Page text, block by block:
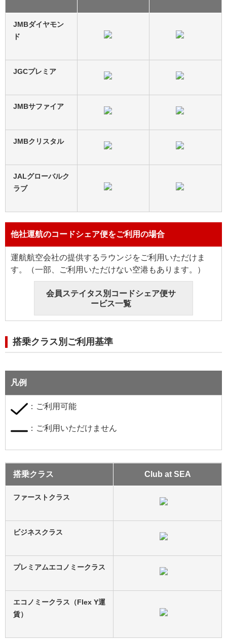
JMBダイヤモン
ド
JGCプレミア
JMBサファイア
JMBクリスタル
JALグローバルク
ラブ
他社運航のコードシェア便をご利用の場合
運航航空会社の提供するラウンジをご利用いただけま
す。（一部、ご利用いただけない空港もあります。）
会員ステイタス別コードシェア便サ
ービス一覧
搭乗クラス別ご利用基準
凡例
：ご利用可能
：ご利用いただけません
搭乗クラス Club at SEA
ファーストクラス
ビジネスクラス
プレミアムエコノミークラス
エコノミークラス（Flex Y運
賃）